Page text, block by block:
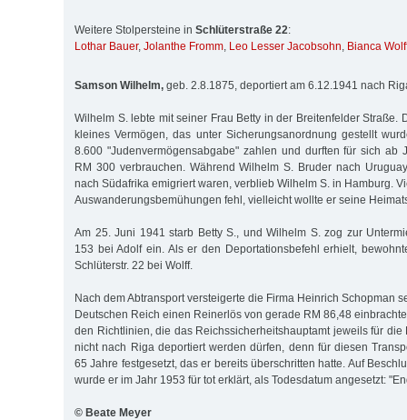
Weitere Stolpersteine in Schlüterstraße 22:
Lothar Bauer, Jolanthe Fromm, Leo Lesser Jacobsohn, Bianca
Samson Wilhelm, geb. 2.8.1875, deportiert am 6.12.1941 nach
Wilhelm S. lebte mit seiner Frau Betty in der Breitenfelder Straße.
kleines Vermögen, das unter Sicherungsanordnung gestellt
8.600 "Judenvermögensabgabe" zahlen und durften für sich ab
RM 300 verbrauchen. Während Wilhelm S. Bruder nach
nach Südafrika emigriert waren, verblieb Wilhelm S. in Hamburg.
Auswanderungsbemühungen fehl, vielleicht wollte er seine
Am 25. Juni 1941 starb Betty S., und Wilhelm S. zog zur
153 bei Adolf ein. Als er den Deportationsbefehl erhielt,
Schlüterstr. 22 bei Wolff.
Nach dem Abtransport versteigerte die Firma Heinrich Schopman
Deutschen Reich einen Reinerlös von gerade RM 86,48
den Richtlinien, die das Reichssicherheitshauptamt jeweils für die
nicht nach Riga deportiert werden dürfen, denn für diesen
65 Jahre festgesetzt, das er bereits überschritten hatte. Auf
wurde er im Jahr 1953 für tot erklärt, als Todesdatum angesetzt:
© Beate Meyer